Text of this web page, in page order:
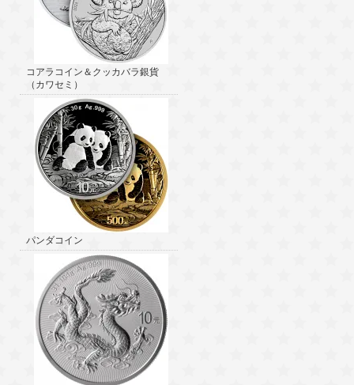
コアラコイン＆クッカバラ銀貨
（カワセミ）
パンダコイン